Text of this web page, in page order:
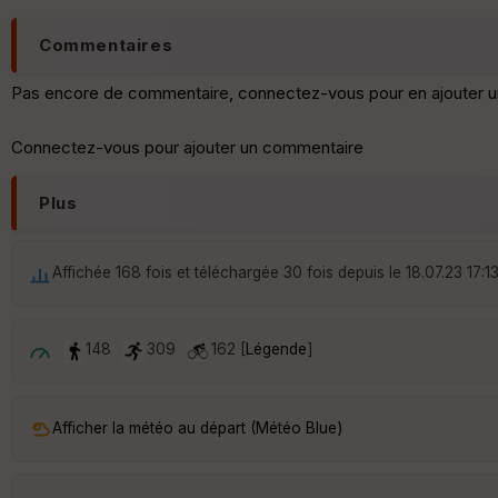
Commentaires
Pas encore de commentaire, connectez-vous pour en ajouter
Connectez-vous pour ajouter un commentaire
Plus
Affichée 168 fois et téléchargée 30 fois depuis le 18.07.23 17:13
148 309 162 [ Légende]
Afficher la météo au départ (Météo Blue)